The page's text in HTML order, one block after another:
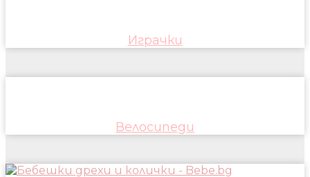
Играчки
Велосипеди